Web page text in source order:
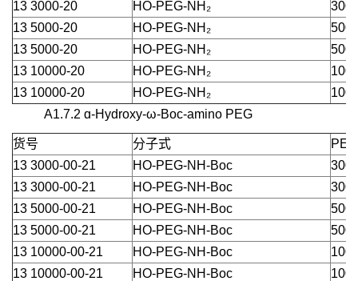
13 3000-20 HO-PEG-NH₂
13 5000-20
HO-PEG-NH₂
13 5000-20
HO-PEG-NH₂
13 10000-20
HO-PEG-NH₂
13 10000-20
HO-PEG-NH₂
A1.7.2 ɑ-Hydroxy-ω-Boc-amino PEG
货号 分子式
13 3000-00-21
HO-PEG-NH-Boc
13 3000-00-21
HO-PEG-NH-Boc
13 5000-00-21
HO-PEG-NH-Boc
13 5000-00-21
HO-PEG-NH-Boc
13 10000-00-21
HO-PEG-NH-Boc
13 10000-00-21
HO-PEG-NH-Boc